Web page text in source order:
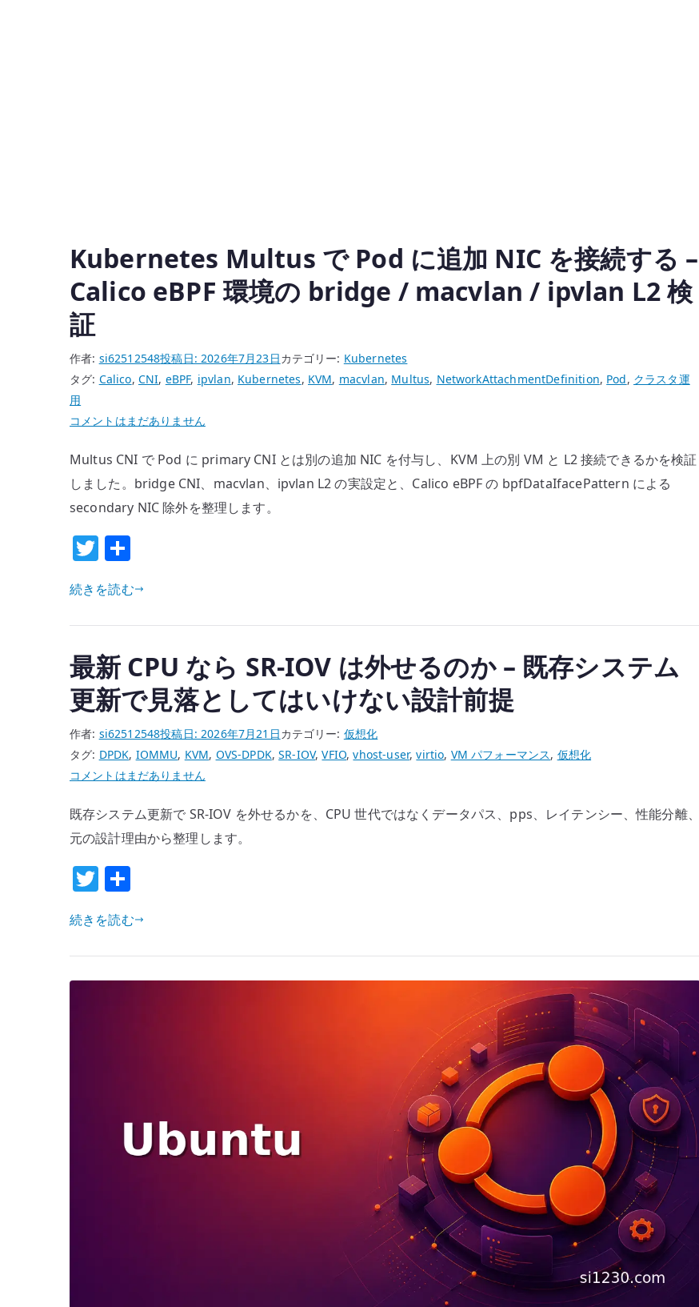
Kubernetes Multus で Pod に追加 NIC を接続する –
Calico eBPF 環境の bridge / macvlan / ipvlan L2 検
証
作者: si62512548投稿日:2026年7月23日カテゴリー: Kubernetes
タグ: Calico, CNI, eBPF, ipvlan, Kubernetes, KVM, macvlan, Multus, NetworkAttachmentDefinition, Pod, クラスタ運
用
Kubernetes
で
Pod
に
加
NIC
を
続
る
–
Calico
eBPF
環
境
bridge
/
L2
証
へ
コメントはまだありません
Multus CNI で Pod に primary CNI とは別の追加 NIC を付与し、KVM 上の別 VM と L2 接続できるかを検証
しました。bridge CNI、macvlan、ipvlan L2 の実設定と、Calico eBPF の bpfDataIfacePattern による
secondary NIC 除外を整理します。
T
w
it
te
r
続きを読む
最新 CPU なら SR-IOV は外せるのか – 既存システム
更新で見落としてはいけない設計前提
作者: si62512548投稿日:2026年7月21日カテゴリー: 仮想化
タグ: DPDK, IOMMU, KVM, OVS-DPDK,SR-IOV,VFIO,vhost-user,virtio, VM パフォーマンス, 仮想化
最
CPU
な
SR-
は
せ
る
コメントはまだありません
既存システム更新で SR-IOV を外せるかを、CPU 世代ではなくデータパス、pps、レイテンシー、性能分離、
元の設計理由から整理します。
T
w
it
te
r
続きを読む